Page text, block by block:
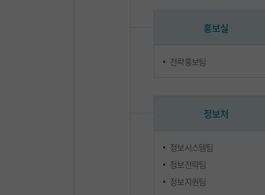
홍보실
전략홍보팀
정보처
정보시스템팀
정보전략팀
정보지원팀